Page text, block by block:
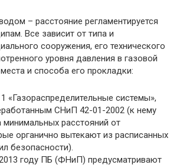
– расстояние регламентируется
Все зависит от типа и
сооружения, его технического
уровня давления в газовой
и способа его прокладки:
«Газораспределительные системы»,
СНиП 42-01-2002 (к нему
минимальных расстояний от
органично вытекают из расписанных
безопасности).
году ПБ (ФНиП) предусматривают